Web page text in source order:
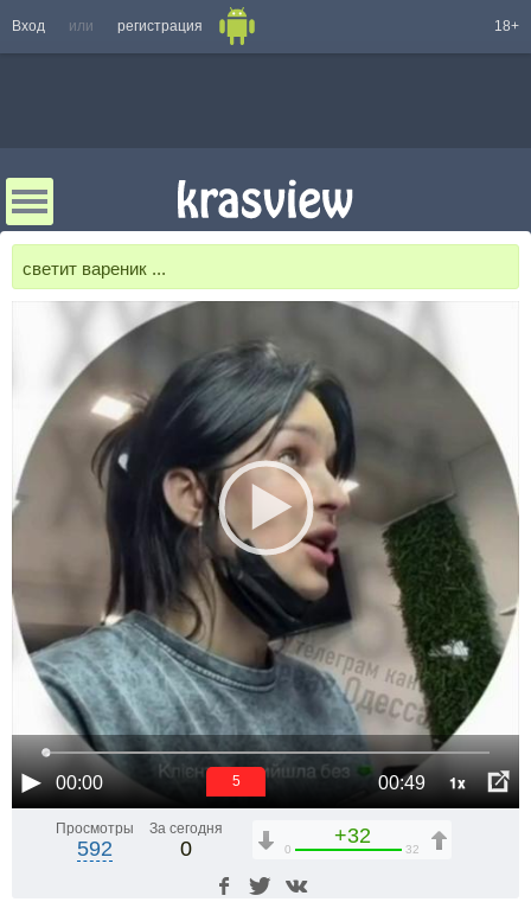
Вход или регистрация 18+
светит вареник ...
00:00 00:49 1x
5
Просмотры
592
За сегодня
0
+32
0 32